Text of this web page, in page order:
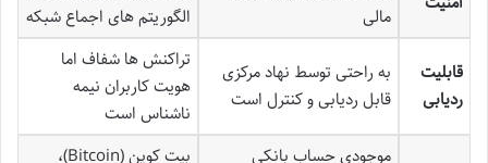
مالی
الگوریتم های اجماع شبکه
قابلیت
ردیابی
به راحتی توسط نهاد مرکزی
قابل ردیابی و کنترل است
تراکنش ها شفاف اما
هویت کاربران نیمه
ناشناس است
موجودی حساب بانکی
بیت کوین (Bitcoin)،